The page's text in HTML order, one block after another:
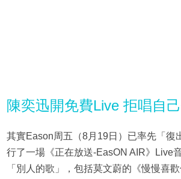
陳奕迅開免費Live 拒唱自
其實Eason周五（8月19日）已率先「復
行了一場《正在放送-EasON AIR》Live
「別人的歌」，包括莫文蔚的《慢慢喜